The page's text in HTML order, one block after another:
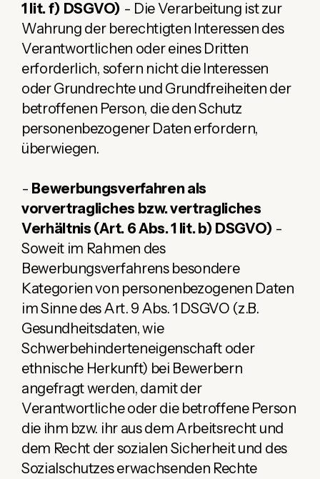
1 lit. f) DSGVO) - Die Verarbeitung ist zur
Wahrung der berechtigten Interessen des
Verantwortlichen oder eines Dritten
erforderlich, sofern nicht die Interessen
oder Grundrechte und Grundfreiheiten der
betroffenen Person, die den Schutz
personenbezogener Daten erfordern,
überwiegen.
- Bewerbungsverfahren als
vorvertragliches bzw. vertragliches
Verhältnis (Art. 6 Abs. 1 lit. b) DSGVO) -
Soweit im Rahmen des
Bewerbungsverfahrens besondere
Kategorien von personenbezogenen Daten
im Sinne des Art. 9 Abs. 1 DSGVO (z.B.
Gesundheitsdaten, wie
Schwerbehinderteneigenschaft oder
ethnische Herkunft) bei Bewerbern
angefragt werden, damit der
Verantwortliche oder die betroffene Person
die ihm bzw. ihr aus dem Arbeitsrecht und
dem Recht der sozialen Sicherheit und des
Sozialschutzes erwachsenden Rechte